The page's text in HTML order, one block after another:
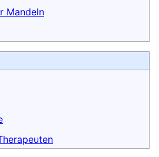
Mandeln